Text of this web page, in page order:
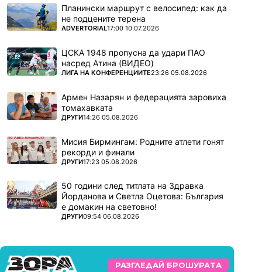
Планински маршрут с велосипед: как да
не подцените терена
ПОВЕЧЕ ОТ
ADVERTORIAL17:00 10.07.2026
ЦСКА 1948 пропусна да удари ПАО
насред Атина (ВИДЕО)
ПОВЕЧЕ ОТ
ЛИГА НА КОНФЕРЕНЦИИТЕ23:26 05.08.2026
Армен Назарян и федерацията заровиха
томахавката
ПОВЕЧЕ ОТ
ДРУГИ14:26 05.08.2026
Мисия Бирмингам: Родните атлети гонят
рекорди и финали
ПОВЕЧЕ ОТ
ДРУГИ17:23 05.08.2026
50 години след титлата на Здравка
Йорданова и Светла Оцетова: България
е домакин на световно!
ПОВЕЧЕ ОТ
ДРУГИ09:54 06.08.2026
РАЗГЛЕДАЙ БРОШУРАТА